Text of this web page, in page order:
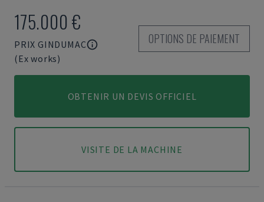
175.000 €
PRIX GINDUMAC
(Ex works)
OPTIONS DE PAIEMENT
OBTENIR UN DEVIS OFFICIEL
VISITE DE LA MACHINE